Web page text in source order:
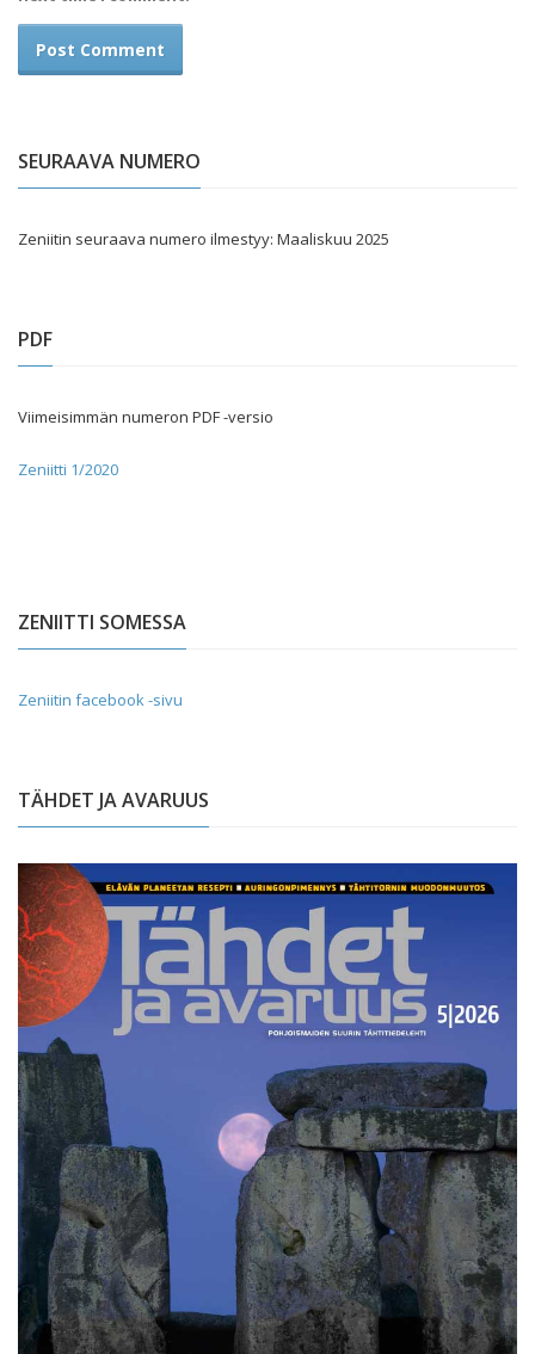
SEURAAVA NUMERO
Zeniitin seuraava numero ilmestyy: Maaliskuu 2025
PDF
Viimeisimmän numeron PDF -versio
Zeniitti 1/2020
ZENIITTI SOMESSA
Zeniitin facebook -sivu
TÄHDET JA AVARUUS